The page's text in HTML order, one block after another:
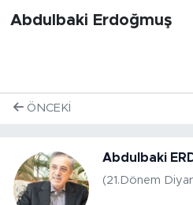
Abdulbaki Erdoğmuş
ÖNCEKI
Abdulbaki
(21.Dönem